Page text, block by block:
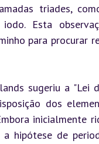
triades,
Esta
para procurar
sugeriu a "Lei
dos
inicialmente
hipótese de